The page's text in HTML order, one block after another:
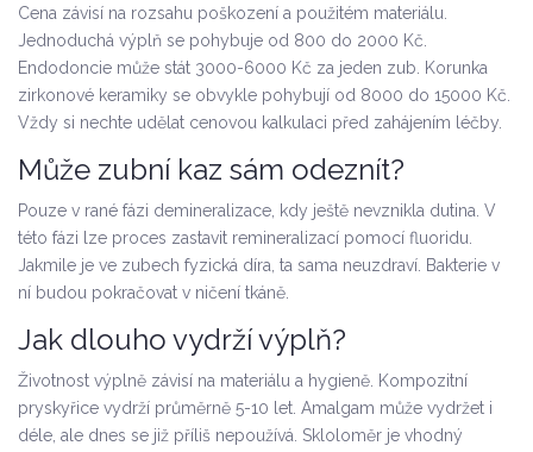
Cena závisí na rozsahu poškození a použitém materiálu.
Jednoduchá výplň se pohybuje od 800 do 2000 Kč.
Endodoncie může stát 3000-6000 Kč za jeden zub. Korunka
zirkonové keramiky se obvykle pohybují od 8000 do 15000 Kč.
Vždy si nechte udělat cenovou kalkulaci před zahájením léčby.
Může zubní kaz sám odeznít?
Pouze v rané fázi demineralizace, kdy ještě nevznikla dutina. V
této fázi lze proces zastavit remineralizací pomocí fluoridu.
Jakmile je ve zubech fyzická díra, ta sama neuzdraví. Bakterie v
ní budou pokračovat v ničení tkáně.
Jak dlouho vydrží výplň?
Životnost výplně závisí na materiálu a hygieně. Kompozitní
pryskyřice vydrží průměrně 5-10 let. Amalgam může vydržet i
déle, ale dnes se již příliš nepoužívá. Skloloměr je vhodný